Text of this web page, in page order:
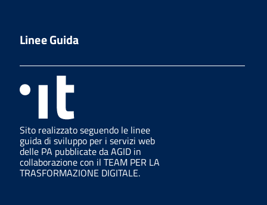
Linee Guida
Sito realizzato seguendo le linee
guida di sviluppo per i servizi web
delle PA pubblicate da AGID in
collaborazione con il TEAM PER LA
TRASFORMAZIONE DIGITALE.